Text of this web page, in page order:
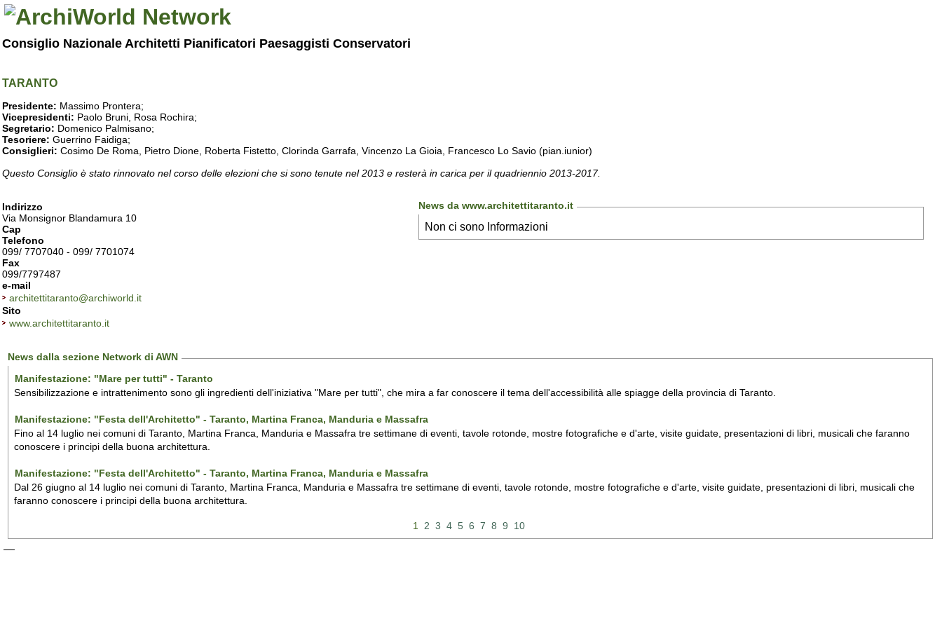
Consiglio Nazionale Architetti Pianificatori Paesaggisti Conservatori
TARANTO
Presidente: Massimo Prontera;
Vicepresidenti: Paolo Bruni, Rosa Rochira;
Segretario: Domenico Palmisano;
Tesoriere: Guerrino Faidiga;
Consiglieri: Cosimo De Roma, Pietro Dione, Roberta Fistetto, Clorinda Garrafa, Vincenzo La Gioia, Francesco Lo Savio (pian.iunior)
Questo Consiglio è stato rinnovato nel corso delle elezioni che si sono tenute nel 2013 e resterà in carica per il quadriennio 2013-2017.
Indirizzo
Via Monsignor Blandamura 10
Cap
Telefono
099/ 7707040 - 099/ 7701074
Fax
099/7797487
e-mail
architettitaranto@archiworld.it
Sito
www.architettitaranto.it
News da www.architettitaranto.it
Non ci sono Informazioni
News dalla sezione Network di AWN
Manifestazione: "Mare per tutti" - Taranto
Sensibilizzazione e intrattenimento sono gli ingredienti dell'iniziativa "Mare per tutti", che mira a far conoscere il tema dell'accessibilità alle spiagge della provincia di Taranto.
Manifestazione: "Festa dell'Architetto" - Taranto, Martina Franca, Manduria e Massafra
Fino al 14 luglio nei comuni di Taranto, Martina Franca, Manduria e Massafra tre settimane di eventi, tavole rotonde, mostre fotografiche e d'arte, visite guidate, presentazioni di libri, musicali che faranno
conoscere i principi della buona architettura.
Manifestazione: "Festa dell'Architetto" - Taranto, Martina Franca, Manduria e Massafra
Dal 26 giugno al 14 luglio nei comuni di Taranto, Martina Franca, Manduria e Massafra tre settimane di eventi, tavole rotonde, mostre fotografiche e d'arte, visite guidate, presentazioni di libri, musicali che
faranno conoscere i principi della buona architettura.
1 2 3 4 5 6 7 8 9 10